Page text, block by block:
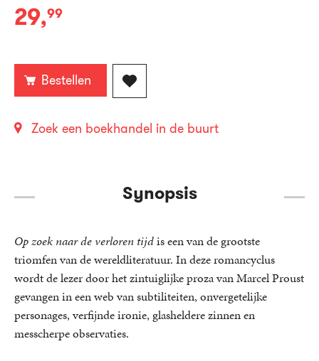
Paperback:
29,99
Bestellen
Zoek een boekhandel in de buurt
Synopsis
Op zoek naar de verloren tijdis een van de grootste
triomfen van de wereldliteratuur. In deze romancyclus
wordt de lezer door het zintuiglijke proza van Marcel Proust
gevangen in een web van subtiliteiten, onvergetelijke
personages, verfijnde ironie, glasheldere zinnen en
messcherpe observaties.